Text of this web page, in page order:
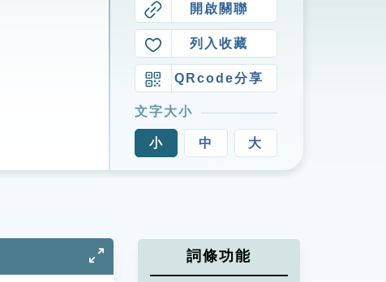
開啟關聯
列入收藏
QRcode分享
文字大小
小 中 大
詞條功能